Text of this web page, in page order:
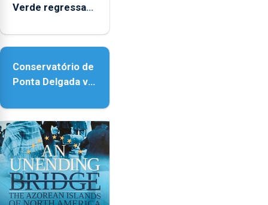
Verde regressa
acessibilidade
Conservatório de
Ponta Delgada vai
novos
instrumentos